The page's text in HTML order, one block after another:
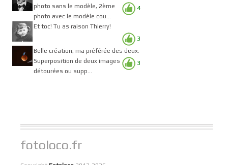
4
photo sans le modèle, 2ème
photo avec le modèle cou...
3
Et toc! Tu as raison Thierry!
3
Belle création, ma préférée des deux.
Superposition de deux images
détourées ou supp...
fotoloco.fr